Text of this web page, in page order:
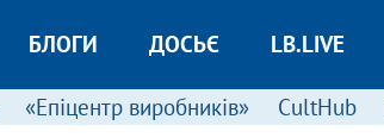
БЛОГИ ДОСЬЄ LB.LIVE
«Епіцентр виробників» CultHub